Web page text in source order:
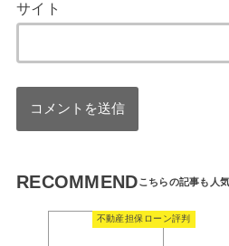
サイト
RECOMMEND
不動産担保ローン評判